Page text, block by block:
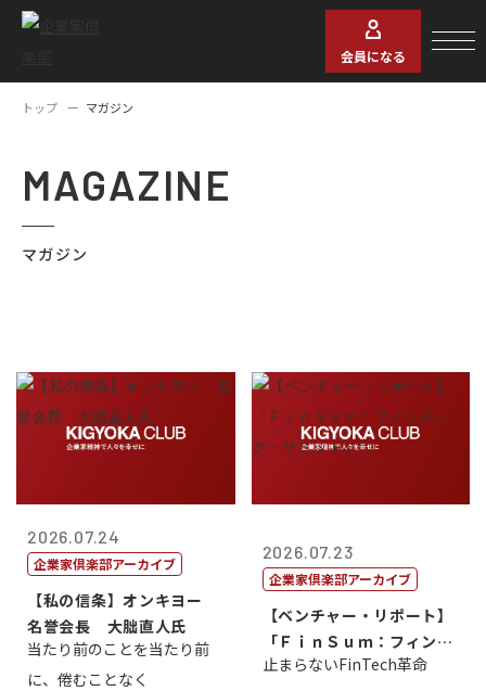
会員になる
トップ マガジン
MAGAZINE
マガジン
2026.07.24
企業家倶楽部アーカイブ
【私の信条】オンキヨー
名誉会長 大朏直人氏
当たり前のことを当たり前
に、倦むことなく
2026.07.23
企業家倶楽部アーカイブ
【ベンチャー・リポート】
「ＦｉｎＳｕｍ：フィンテ
ック・サミッ...
止まらないFinTech革命